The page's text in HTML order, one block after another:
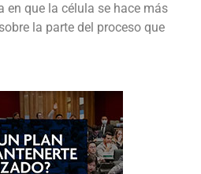
en que la célula se hace más
la parte del proceso que